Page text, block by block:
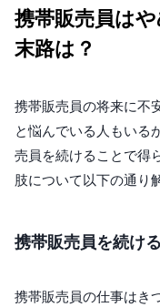
携帯販売員は
末路は？
携帯販売員の将来に不
と悩んでいる人もいる
売員を続けることで得
肢について以下の通り
携帯販売員を続け
携帯販売員の仕事はき